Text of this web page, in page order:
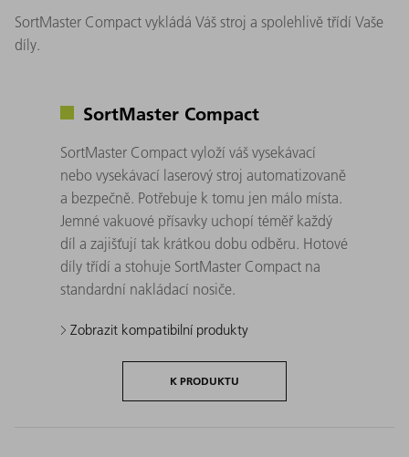
SortMaster Compact vykládá Váš stroj a spolehlivě třídí Vaše
díly.
SortMaster Compact
SortMaster Compact vyloží váš vysekávací
nebo vysekávací laserový stroj automatizovaně
a bezpečně. Potřebuje k tomu jen málo místa.
Jemné vakuové přísavky uchopí téměř každý
díl a zajišťují tak krátkou dobu odběru. Hotové
díly třídí a stohuje SortMaster Compact na
standardní nakládací nosiče.
Zobrazit kompatibilní produkty
K PRODUKTU